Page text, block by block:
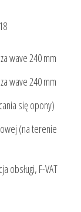
wave 240 mm
wave 240 mm
się opony)
(na terenie
obsługi, F-VAT